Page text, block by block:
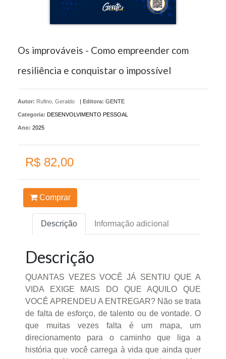
Os improváveis - Como empreender com
resiliência e conquistar o impossível
Autor: Rufino, Geraldo Editora: GENTE
Categoria: DESENVOLVIMENTO PESSOAL
Ano: 2025
R$ 82,00
Comprar
Descrição Informação adicional
Descrição
QUANTAS VEZES VOCÊ JÁ SENTIU QUE A
VIDA EXIGE MAIS DO QUE AQUILO QUE
VOCÊ APRENDEU A ENTREGAR? Não se trata
de falta de esforço, de talento ou de vontade. O
que muitas vezes falta é um mapa, um
direcionamento para o caminho que liga a
história que você carrega à vida que ainda quer